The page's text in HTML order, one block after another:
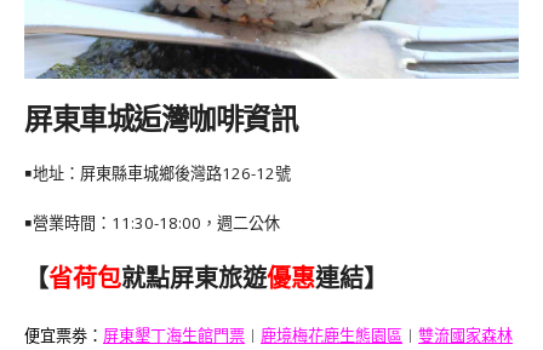
屏東車城逅灣咖啡資訊
￭地址：屏東縣車城鄉後灣路126-12號
￭營業時間：11:30-18:00，週二公休
【省荷包就點屏東旅遊優惠連結】
便宜票劵： 屏東墾丁海生館門票 ︱ 鹿境梅花鹿生態園區 ︱ 雙流國家森林